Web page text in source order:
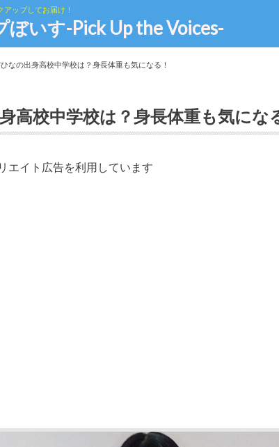
ップしてお届け！
ぼいす-Pick Up the Voices-
ひなの出身高校中学校は？身長体重も気になる！
高校中学校は？身長体重も気にな
エイト広告を利用しています